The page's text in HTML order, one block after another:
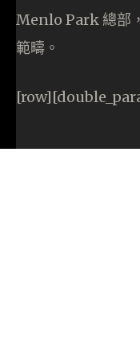
Menlo Park 總部
範疇。